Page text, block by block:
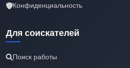
Конфиденциальность
Для соискателей
Поиск работы